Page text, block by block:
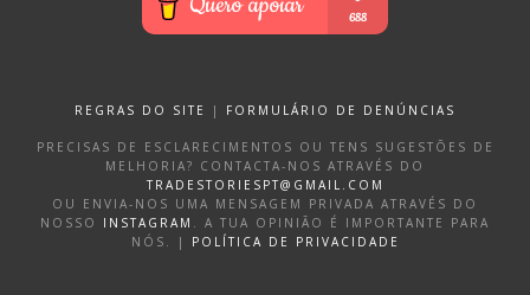
REGRAS DO SITE | FORMULÁRIO DE DENÚNCIAS
PRECISAS DE ESCLARECIMENTOS OU TENS SUGESTÕES DE
MELHORIA? CONTACTA-NOS ATRAVÉS DO
TRADESTORIESPT@GMAIL.COM
OU ENVIA-NOS UMA MENSAGEM PRIVADA ATRAVÉS DO
NOSSO INSTAGRAM
. A TUA OPINIÃO É IMPORTANTE PARA
NÓS. |
POLÍTICA DE PRIVACIDADE